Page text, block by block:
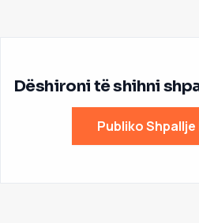
Dëshironi të shihni
Publiko Shpallje